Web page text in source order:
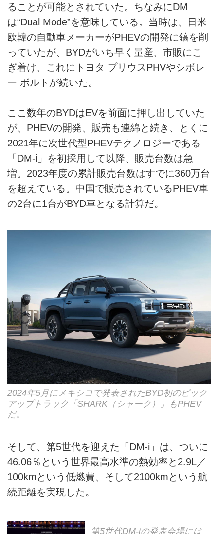
ることが可能とされていた。ちなみにDM
は“Dual Mode”を意味している。当時は、日米
欧韓の自動車メーカーがPHEVの開発に鎬を削
っていたが、BYDがいち早く量産、市販にこ
ぎ着け、これにトヨタ プリウスPHVやシボレ
ー ボルトが続いた。
ここ数年のBYDはEVを前面に押し出していた
が、PHEVの開発、販売も連綿と続き、とくに
2021年に次世代型PHEVテクノロジーである
「DM-i」を初採用して以降、販売台数は急
増。2023年度の累計販売台数はすでに360万台
を超えている。中国で販売されているPHEV車
の2台に1台がBYD車となる計算だ。
2024年5月にメキシコで発表されたBYD初のピック
アップトラック「SHARK（シャーク）」もPHEV
だ。
そして、第5世代を迎えた「DM-i」は、ついに
46.06％という世界最高水準の熱効率と2.9L／
100kmという低燃費、そして2100kmという航
続距離を実現した。
第5世代DM-iの発表会場には